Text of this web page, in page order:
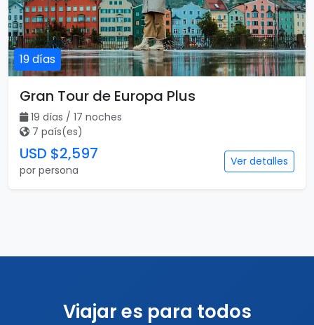
19 días
Gran Tour de Europa Plus
19 días / 17 noches
7 país(es)
USD $2,597
por persona
Ver detalles
Viajar es para todos